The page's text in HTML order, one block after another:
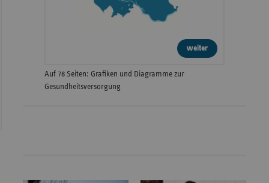
weiter
Auf 78 Seiten: Grafiken und Diagramme zur
Gesundheitsversorgung